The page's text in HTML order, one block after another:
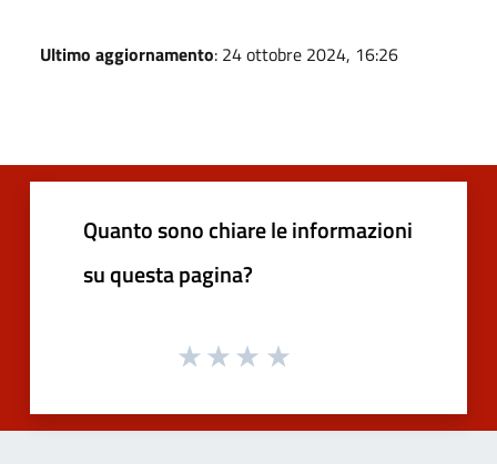
Ultimo aggiornamento: 24 ottobre 2024, 16:26
Quanto sono chiare le informazioni
su questa pagina?